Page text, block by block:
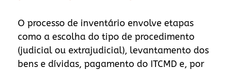
O processo de inventário envolve etapas
como a escolha do tipo de procedimento
(judicial ou extrajudicial), levantamento dos
bens e dívidas, pagamento do ITCMD e, por